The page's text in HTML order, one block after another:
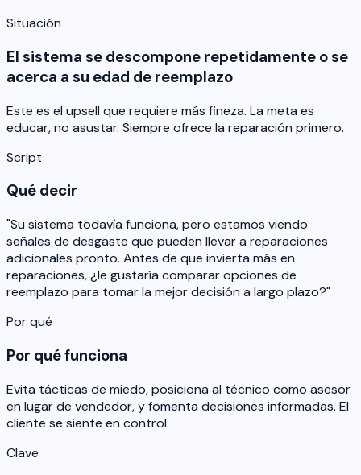
Situación
El sistema se descompone repetidamente o se
acerca a su edad de reemplazo
Este es el upsell que requiere más fineza. La meta es
educar, no asustar. Siempre ofrece la reparación primero.
Script
Qué decir
"Su sistema todavía funciona, pero estamos viendo
señales de desgaste que pueden llevar a reparaciones
adicionales pronto. Antes de que invierta más en
reparaciones, ¿le gustaría comparar opciones de
reemplazo para tomar la mejor decisión a largo plazo?"
Por qué
Por qué funciona
Evita tácticas de miedo, posiciona al técnico como asesor
en lugar de vendedor, y fomenta decisiones informadas. El
cliente se siente en control.
Clave